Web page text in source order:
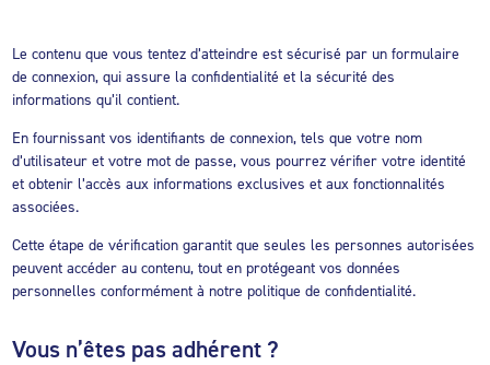
Le contenu que vous tentez d’atteindre est sécurisé par un formulaire
de connexion, qui assure la confidentialité et la sécurité des
informations qu’il contient.
En fournissant vos identifiants de connexion, tels que votre nom
d’utilisateur et votre mot de passe, vous pourrez vérifier votre identité
et obtenir l’accès aux informations exclusives et aux fonctionnalités
associées.
Cette étape de vérification garantit que seules les personnes autorisées
peuvent accéder au contenu, tout en protégeant vos données
personnelles conformément à notre politique de confidentialité.
Vous n’êtes pas adhérent ?